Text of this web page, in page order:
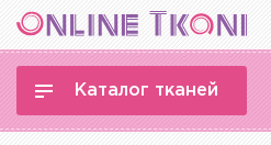
Каталог тканей